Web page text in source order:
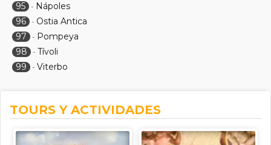
95 - Nápoles
96 - Ostia Antica
97
- Pompeya
98
- Tívoli
99
- Viterbo
TOURS Y ACTIVIDADES